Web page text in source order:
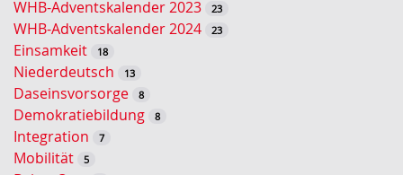
WHB-Adventskalender 2023 23
WHB-Adventskalender 2024 23
Einsamkeit 18
Niederdeutsch 13
Daseinsvorsorge 8
Demokratiebildung 8
Integration 7
Mobilität 5